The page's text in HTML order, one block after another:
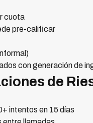
cuota
pre-calificar
con generación de
de
intentos en 15 días